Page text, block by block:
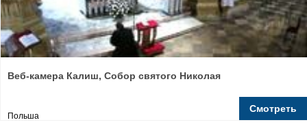
Веб-камера Калиш, Собор святого Николая
Польша
Смотреть